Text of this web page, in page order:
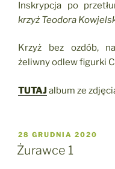
Inskrypcja po
krzyż Teodora
Krzyż bez ozdób,
żeliwny odlew figurki
TUTAJ album ze
OPUBLIKOWANE
W
28 GRUDNIA 2020
Żurawce 1